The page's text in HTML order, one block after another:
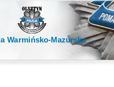
Warmińsko-Mazurska